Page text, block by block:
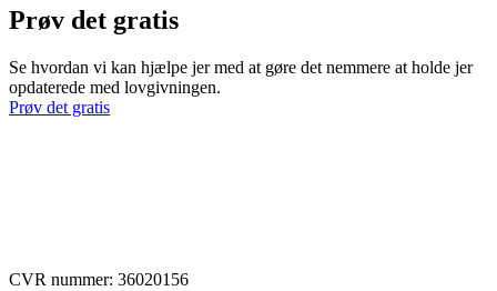
Prøv det gratis
Se hvordan vi kan hjælpe jer med at gøre det nemmere at holde jer
opdaterede med lovgivningen.
Prøv det gratis
CVR nummer: 36020156